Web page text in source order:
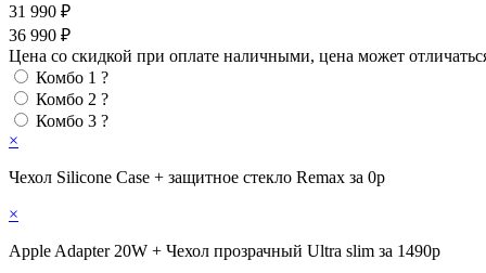
31 990 ₽
36 990 ₽
Цена со скидкой при оплате наличными, цена может
Комбо 1 ?
Комбо 2 ?
Комбо 3 ?
×
Чехол Silicone Case + защитное стекло Remax за 0р
×
Apple Adapter 20W + Чехол прозрачный Ultra slim за 1490р